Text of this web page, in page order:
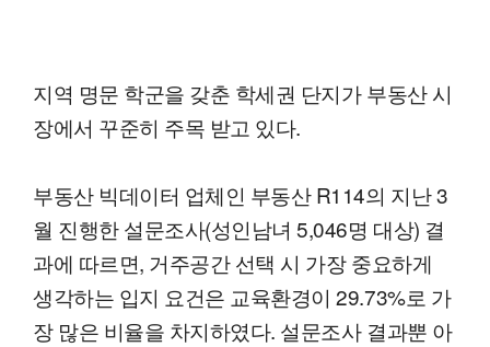
지역 명문 학군을 갖춘 학세권 단지가 부동산 시
장에서 꾸준히 주목 받고 있다.
부동산 빅데이터 업체인 부동산 R114의 지난 3
월 진행한 설문조사(성인남녀 5,046명 대상) 결
과에 따르면, 거주공간 선택 시 가장 중요하게
생각하는 입지 요건은 교육환경이 29.73%로 가
장 많은 비율을 차지하였다. 설문조사 결과뿐 아